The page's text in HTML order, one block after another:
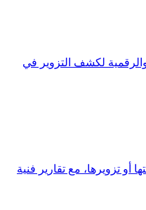
والرقمية لكشف التزوير في
أو تزويرها، مع تقارير فنية